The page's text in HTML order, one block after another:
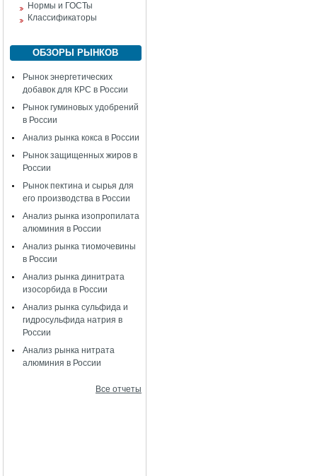
Нормы и ГОСТы
Классификаторы
ОБЗОРЫ РЫНКОВ
Рынок энергетических
добавок для КРС в России
Рынок гуминовых удобрений
в России
Анализ рынка кокса в России
Рынок защищенных жиров в
России
Рынок пектина и сырья для
его производства в России
Анализ рынка изопропилата
алюминия в России
Анализ рынка тиомочевины
в России
Анализ рынка динитрата
изосорбида в России
Анализ рынка сульфида и
гидросульфида натрия в
России
Анализ рынка нитрата
алюминия в России
Все отчеты